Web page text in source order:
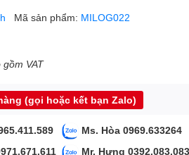
Mã sản phẩm: MILOG022
VAT
(gọi hoặc kết bạn Zalo)
Ms. Hòa 0969.633264
Mr. Hưng